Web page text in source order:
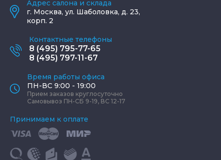
Адрес салона и склада
г. Москва, ул. Шаболовка, д. 23,
корп. 2
Контактные телефоны
8 (495) 795-77-65
8 (495) 797-11-67
Время работы офиса
ПН-ВС 9:00 - 19:00
Прием заказов круглосуточно
Самовывоз ПН-СБ 9-19, ВС 12-17
Принимаем к оплате